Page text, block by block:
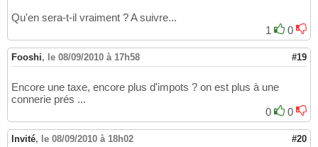
Qu'en sera-t-il vraiment ? A suivre...
1
0
Fooshi, le 08/09/2010 à 17h58 #19
Encore une taxe, encore plus d'impots ? on est plus à une
connerie prés ...
0
0
Invité, le 08/09/2010 à 18h02 #20